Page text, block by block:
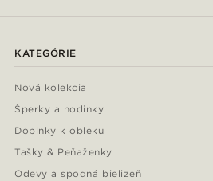
KATEGÓRIE
Nová kolekcia
Šperky a hodinky
Doplnky k obleku
Tašky & Peňaženky
Odevy a spodná bielizeň